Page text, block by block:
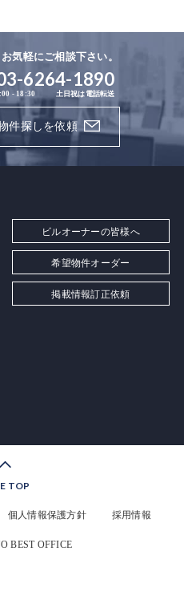
気軽にご相談下さい。
6264-1890
- 18:30 土日祝は電話転送
件探しを依頼
ビルオーナーの皆様へ
希望物件オーダー
掲載情報訂正依頼
TOP
個人情報保護方針 採用情報
BEST OFFICE